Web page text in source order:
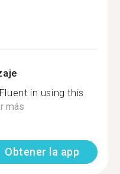
in using this
más
Obtener la app